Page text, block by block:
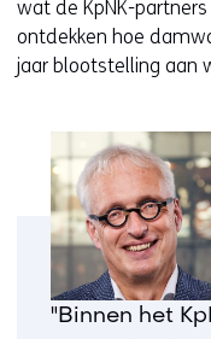
wat de KpNK-
ontdekken hoe
jaar blootstelling aan
"Binnen het